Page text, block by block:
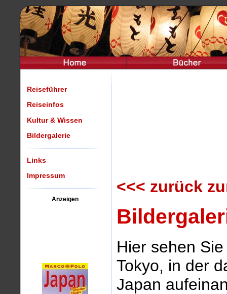
Reiseführer
Reiseinfos
Kultur & Wissen
Bildergalerie
Links
Impressum
Anzeigen
<<< zurück
Hier sehen
Tokyo, in der
Japan